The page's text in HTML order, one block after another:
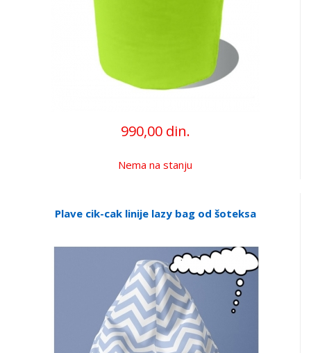
990,00 din.
Nema na stanju
Plave cik-cak linije lazy bag od šoteksa